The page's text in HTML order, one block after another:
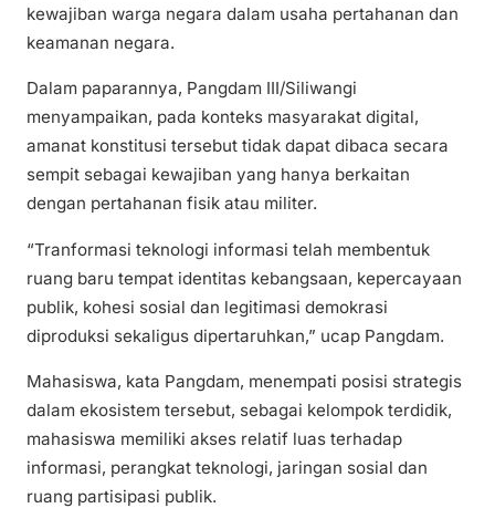
kewajiban warga negara dalam usaha pertahanan dan
keamanan negara.
Dalam paparannya, Pangdam III/Siliwangi
menyampaikan, pada konteks masyarakat digital,
amanat konstitusi tersebut tidak dapat dibaca secara
sempit sebagai kewajiban yang hanya berkaitan
dengan pertahanan fisik atau militer.
“Tranformasi teknologi informasi telah membentuk
ruang baru tempat identitas kebangsaan, kepercayaan
publik, kohesi sosial dan legitimasi demokrasi
diproduksi sekaligus dipertaruhkan,” ucap Pangdam.
Mahasiswa, kata Pangdam, menempati posisi strategis
dalam ekosistem tersebut, sebagai kelompok terdidik,
mahasiswa memiliki akses relatif luas terhadap
informasi, perangkat teknologi, jaringan sosial dan
ruang partisipasi publik.